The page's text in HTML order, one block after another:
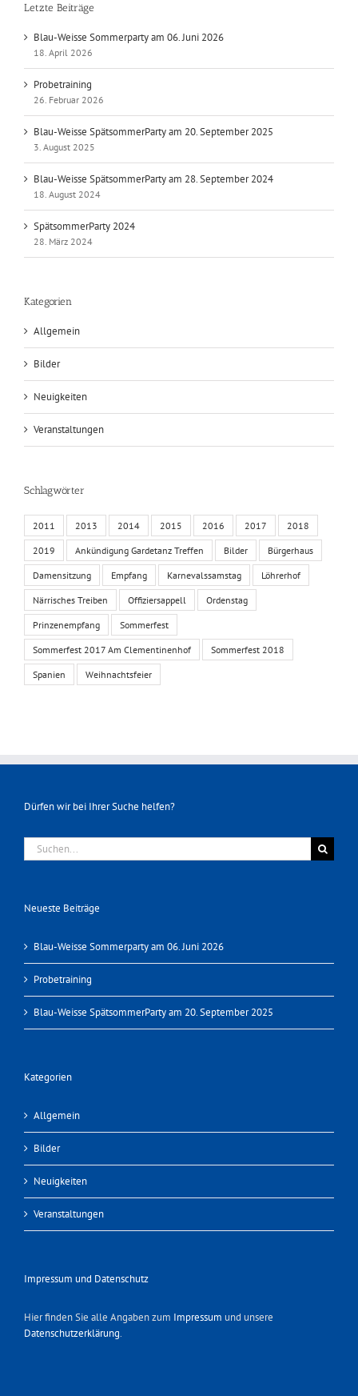
Letzte Beiträge
Blau-Weisse Sommerparty am 06. Juni 2026
18. April 2026
Probetraining
26. Februar 2026
Blau-Weisse SpätsommerParty am 20. September 2025
3. August 2025
Blau-Weisse SpätsommerParty am 28. September 2024
18. August 2024
SpätsommerParty 2024
28. März 2024
Kategorien
Allgemein
Bilder
Neuigkeiten
Veranstaltungen
Schlagwörter
2011 2013 2014 2015 2016 2017 2018
2019 Ankündigung Gardetanz Treffen Bilder Bürgerhaus
Damensitzung Empfang Karnevalssamstag Löhrerhof
Närrisches Treiben Offiziersappell Ordenstag
Prinzenempfang Sommerfest
Sommerfest 2017 Am Clementinenhof Sommerfest 2018
Spanien Weihnachtsfeier
Dürfen wir bei Ihrer Suche helfen?
Suche
nach:
Neueste Beiträge
Blau-Weisse Sommerparty am 06. Juni 2026
Probetraining
Blau-Weisse SpätsommerParty am 20. September 2025
Kategorien
Allgemein
Bilder
Neuigkeiten
Veranstaltungen
Impressum und Datenschutz
Hier finden Sie alle Angaben zum Impressum und unsere
Datenschutzerklärung.